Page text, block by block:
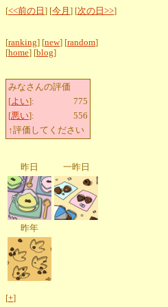
[<<前の日 ] [今月 ] [次の日>>]
[ranking] [new] [random]
[home] [blog]
みなさんの評価
[よい]:
775
[悪い]:
556
↑評価してください
昨日 一昨日
昨年
[+]